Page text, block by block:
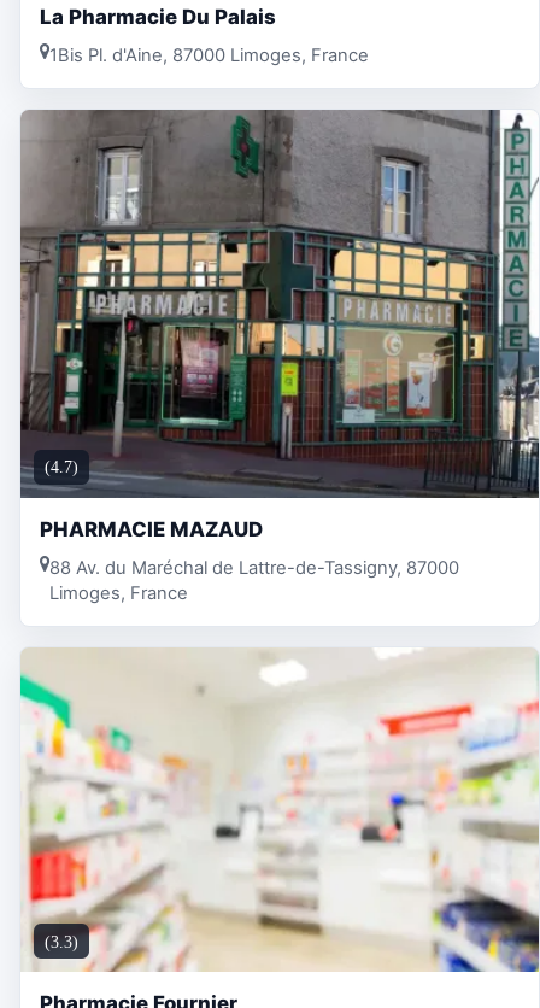
La Pharmacie Du Palais
1Bis Pl. d'Aine, 87000 Limoges, France
(4.7)
PHARMACIE MAZAUD
88 Av. du Maréchal de Lattre-de-Tassigny, 87000
Limoges, France
(3.3)